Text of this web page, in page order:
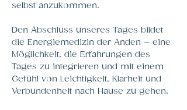
selbst anzukommen.
Den Abschluss unseres Tages bildet
die Energiemedizin der Anden – eine
Möglichkeit, die Erfahrungen des
Tages zu integrieren und mit einem
Gefühl von Leichtigkeit, Klarheit und
Verbundenheit nach Hause zu gehen.